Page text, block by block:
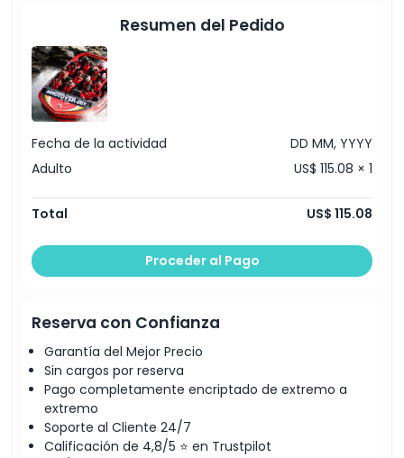
Resumen del Pedido
Fecha de la actividad
DD MM, YYYY
Adulto
US$ 115.08 × 1
Total US$ 115.08
Proceder al Pago
Reserva con Confianza
Garantía del Mejor Precio
Sin cargos por reserva
Pago completamente encriptado de extremo a
extremo
Soporte al Cliente 24/7
Calificación de 4,8/5 ⭐ en Trustpilot